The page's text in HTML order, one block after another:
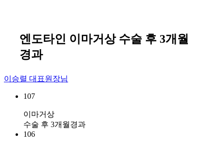
엔도타인 이마거상 수술 후 3개월
경과
이승렬 대표원장님
107
이마거상
수술 후 3개월경과
106